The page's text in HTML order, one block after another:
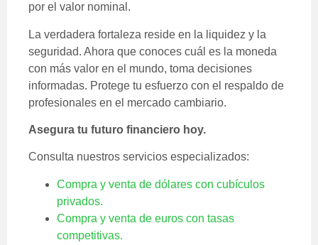
por el valor nominal.
La verdadera fortaleza reside en la liquidez y la
seguridad. Ahora que conoces cuál es la moneda
con más valor en el mundo, toma decisiones
informadas. Protege tu esfuerzo con el respaldo de
profesionales en el mercado cambiario.
Asegura tu futuro financiero hoy.
Consulta nuestros servicios especializados:
Compra y venta de dólares con cubículos
privados.
Compra y venta de euros con tasas
competitivas.